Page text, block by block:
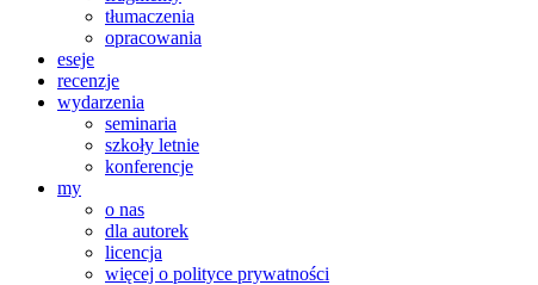
tłumaczenia
opracowania
eseje
recenzje
wydarzenia
seminaria
szkoły letnie
konferencje
my
o nas
dla autorek
licencja
więcej o polityce prywatności